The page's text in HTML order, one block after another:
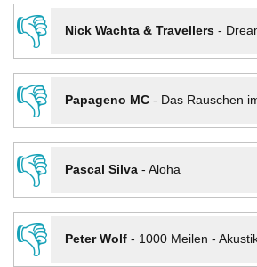
👎
Nick Wachta & Travellers-
👎
Papageno MC- Das Rauschen
👎
Pascal Silva- Aloha
👎
Peter Wolf- 1000 Meilen -